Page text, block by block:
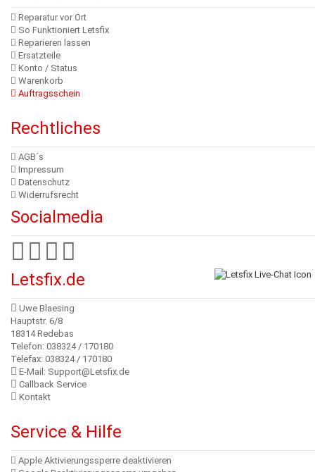
Reparatur vor Ort
So Funktioniert Letsfix
Reparieren lassen
Ersatzteile
Konto / Status
Warenkorb
Auftragsschein
Rechtliches
AGB´s
Impressum
Datenschutz
Widerrufsrecht
Socialmedia
Letsfix.de
Uwe Blaesing
Hauptstr. 6/8
18314 Redebas
Telefon: 038324 / 170180
Telefax: 038324 / 170180
E-Mail: Support@Letsfix.de
Callback Service
Kontakt
Service & Hilfe
Apple Aktivierungssperre deaktivieren